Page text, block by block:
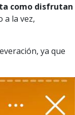
como disfrutan
a la vez,
ya que